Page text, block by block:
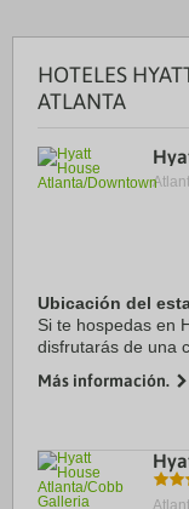
HOTELES
ATLANTA
Ubicación del
Si te hospedas en
disfrutarás de una
Arena. Además,
Más información.